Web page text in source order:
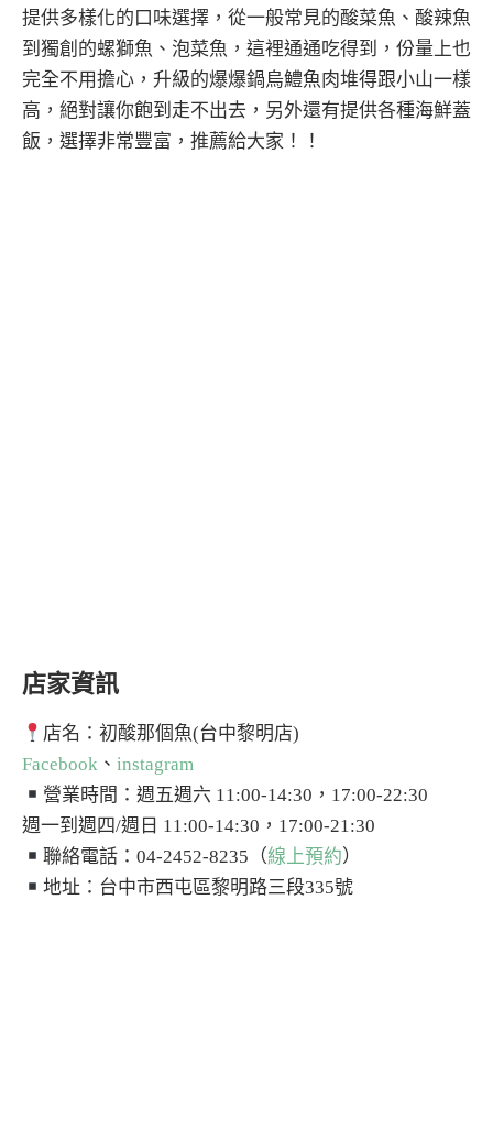
提供多樣化的口味選擇，從一般常見的酸菜魚、酸辣魚
到獨創的螺獅魚、泡菜魚，這裡通通吃得到，份量上也
完全不用擔心，升級的爆爆鍋烏鱧魚肉堆得跟小山一樣
高，絕對讓你飽到走不出去，另外還有提供各種海鮮蓋
飯，選擇非常豐富，推薦給大家！！
店家資訊
店名：初酸那個魚(台中黎明店)
Facebook 、 instagram
營業時間：週五週六 11:00-14:30，17:00-22:30
週一到週四/週日 11:00-14:30，17:00-21:30
聯絡電話：04-2452-8235（線上預約）
地址：台中市西屯區黎明路三段335號